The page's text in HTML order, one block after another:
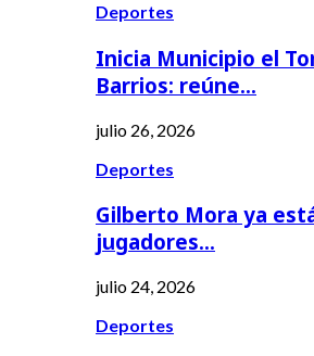
Deportes
Inicia Municipio el
Barrios: reúne…
julio 26, 2026
Deportes
Gilberto Mora ya
jugadores…
julio 24, 2026
Deportes